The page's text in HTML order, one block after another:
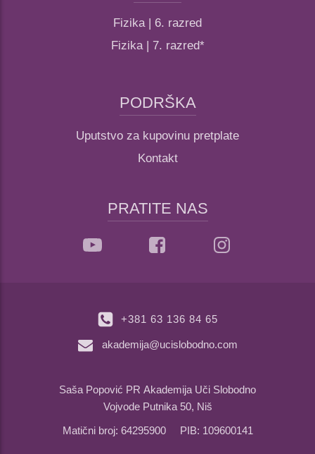
Fizika | 6. razred
Fizika | 7. razred*
PODRŠKA
Uputstvo za kupovinu pretplate
Kontakt
PRATITE NAS
+381 63 136 84 65
akademija@ucislobodno.com
Saša Popović PR Akademija Uči Slobodno
Vojvode Putnika 50, Niš
Matični broj: 64295900 PIB: 109600141